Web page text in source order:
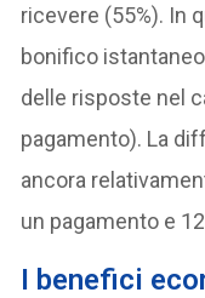
ricevere (55%). In
bonifico
delle risposte nel
pagamento). La
ancora
un pagamento e
I benefici